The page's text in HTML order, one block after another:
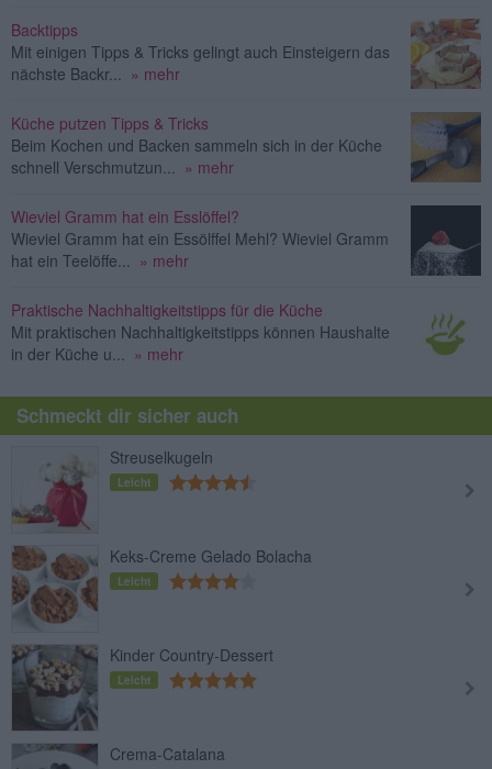
Backtipps
Mit einigen Tipps & Tricks gelingt auch Einsteigern das
nächste Backr...
» mehr
Küche putzen Tipps & Tricks
Beim Kochen und Backen sammeln sich in der Küche
schnell Verschmutzun...
» mehr
Wieviel Gramm hat ein Esslöffel?
Wieviel Gramm hat ein Essölffel Mehl? Wieviel Gramm
hat ein Teelöffe...
» mehr
Praktische Nachhaltigkeitstipps für die Küche
Mit praktischen Nachhaltigkeitstipps können Haushalte
in der Küche u...
» mehr
Schmeckt dir sicher auch
Streuselkugeln
Leicht
Keks-Creme Gelado Bolacha
Leicht
Kinder Country-Dessert
Leicht
Crema-Catalana